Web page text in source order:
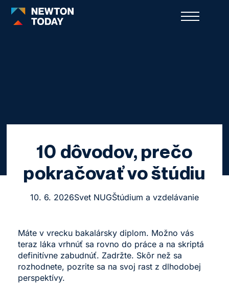
10 dôvodov, prečo
pokračovať vo štúdiu
10. 6. 2026Svet NUGŠtúdium a vzdelávanie
Máte v vrecku bakalársky diplom. Možno vás
teraz láka vrhnúť sa rovno do práce a na skriptá
definitívne zabudnúť. Zadržte. Skôr než sa
rozhodnete, pozrite sa na svoj rast z dlhodobej
perspektívy.